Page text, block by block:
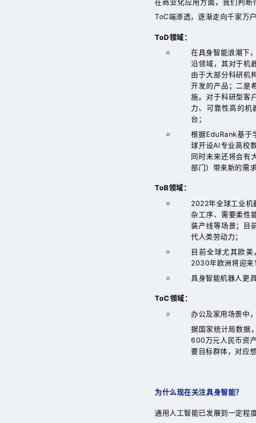
在商业化应用方面，我们判
ToC端渗透，逐渐走向千家万户
ToD领域：
在具身智能浪潮下
沿领域，其对于机
由于大部分科研机
开发的产品；二是
施。对于科研型客
力、可靠性高的机
台；
根据EduRank基于
球开设AI专业高校
同时未来还将会有
部门）带来新的需
ToB领域：
2022年全球工业机
杂工序、需要柔性
装产线等场景；目
代人类劳动力；
目前全球尤其欧
2030年欧洲将迎来
具身智能机器人更
ToC领域：
办公及家用场景中
据国家统计局数据
600万元人民币资
要目标群体，对应
为什么现在关注具身智能？
通用人工智能已发展到一定程度